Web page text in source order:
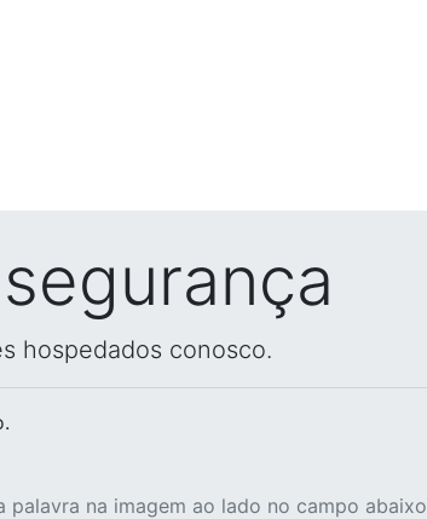
hospedados conosco.
palavra na imagem ao lado no campo abaixo